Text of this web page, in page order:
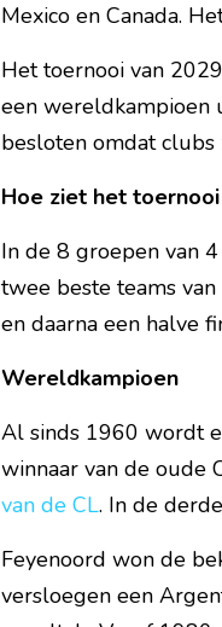
Mexico en Canada.
Het toernooi van
een wereldkampioen
besloten omdat clubs
Hoe ziet het
In de 8 groepen van
twee beste teams
en daarna een halve
Wereldkampioen
Al sinds 1960 wordt
winnaar van de oude
van de CL. In de
Feyenoord won de
versloegen een